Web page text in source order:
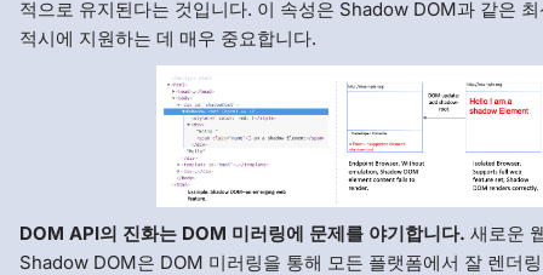
적으로 유지된다는 것입니다. 이 속성은 Shadow DOM과 같은
적시에 지원하는 데 매우 중요합니다.
DOM API의 진화는 DOM 미러링에 문제를 야기합니다. 새로운
Shadow DOM은 DOM 미러링을 통해 모든 플랫폼에서 잘 렌더